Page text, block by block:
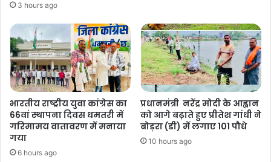
3 hours ago
भारतीय राष्ट्रीय युवा कांग्रेस का
66वां स्थापना दिवस धमतरी में
गरिमामय वातावरण में मनाया
गया
6 hours ago
प्रधानमंत्री नरेंद्र मोदी के आह्वान
को आगे बढ़ाते हुए प्रीतेश गांधी ने
बोड़रा (डी) में लगाए 101 पौधे
10 hours ago